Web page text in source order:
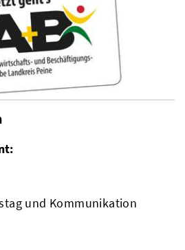
und Kommunikation